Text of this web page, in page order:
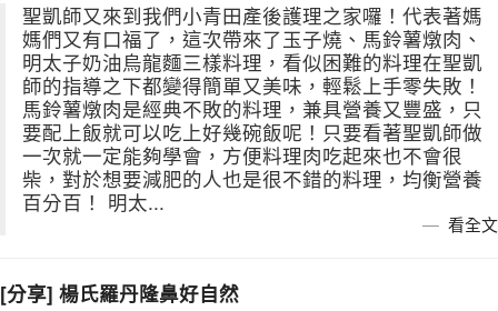
聖凱師又來到我們小青田產後護理之家囉！代表著媽
媽們又有口福了，這次帶來了玉子燒、馬鈴薯燉肉、
明太子奶油烏龍麵三樣料理，看似困難的料理在聖凱
師的指導之下都變得簡單又美味，輕鬆上手零失敗！
馬鈴薯燉肉是經典不敗的料理，兼具營養又豐盛，只
要配上飯就可以吃上好幾碗飯呢！只要看著聖凱師做
一次就一定能夠學會，方便料理肉吃起來也不會很
柴，對於想要減肥的人也是很不錯的料理，均衡營養
百分百！ 明太...
看全文
[分享] 楊氏羅丹隆鼻好自然